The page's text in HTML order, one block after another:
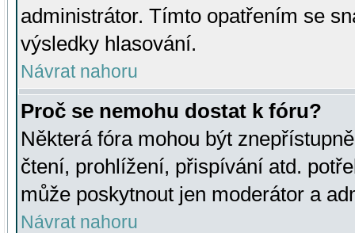
administrátor. Tímto opatřením se
výsledky hlasování.
Návrat nahoru
Proč se nemohu dostat k fóru?
Některá fóra mohou být
čtení, prohlížení, přispívání atd.
může poskytnout jen moderátor a
Návrat nahoru